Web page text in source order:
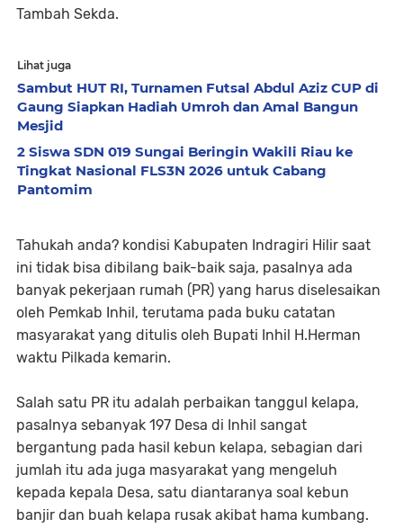
Tambah Sekda.
Lihat juga
Sambut HUT RI, Turnamen Futsal Abdul Aziz CUP di
Gaung Siapkan Hadiah Umroh dan Amal Bangun
Mesjid
2 Siswa SDN 019 Sungai Beringin Wakili Riau ke
Tingkat Nasional FLS3N 2026 untuk Cabang
Pantomim
Tahukah anda? kondisi Kabupaten Indragiri Hilir saat
ini tidak bisa dibilang baik-baik saja, pasalnya ada
banyak pekerjaan rumah (PR) yang harus diselesaikan
oleh Pemkab Inhil, terutama pada buku catatan
masyarakat yang ditulis oleh Bupati Inhil H.Herman
waktu Pilkada kemarin.
Salah satu PR itu adalah perbaikan tanggul kelapa,
pasalnya sebanyak 197 Desa di Inhil sangat
bergantung pada hasil kebun kelapa, sebagian dari
jumlah itu ada juga masyarakat yang mengeluh
kepada kepala Desa, satu diantaranya soal kebun
banjir dan buah kelapa rusak akibat hama kumbang.